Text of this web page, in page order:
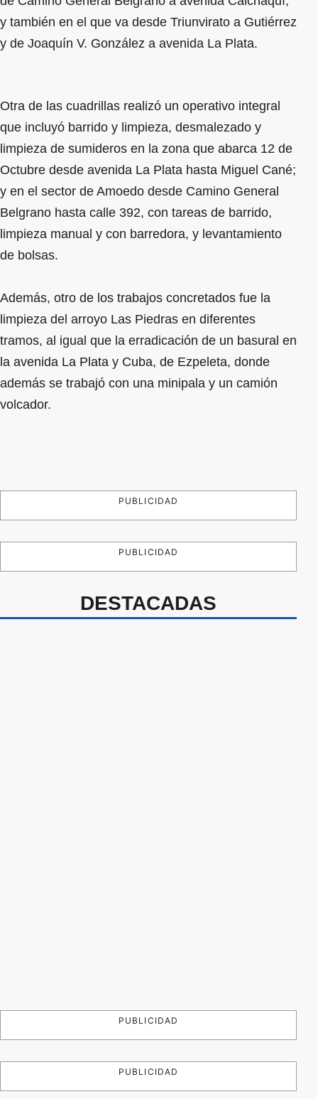
y también en el que va desde Triunvirato a Gutiérrez
y de Joaquín V. González a avenida La Plata.
Otra de las cuadrillas realizó un operativo integral
que incluyó barrido y limpieza, desmalezado y
limpieza de sumideros en la zona que abarca 12 de
Octubre desde avenida La Plata hasta Miguel Cané;
y en el sector de Amoedo desde Camino General
Belgrano hasta calle 392, con tareas de barrido,
limpieza manual y con barredora, y levantamiento
de bolsas.
Además, otro de los trabajos concretados fue la
limpieza del arroyo Las Piedras en diferentes
tramos, al igual que la erradicación de un basural en
la avenida La Plata y Cuba, de Ezpeleta, donde
además se trabajó con una minipala y un camión
volcador.
PUBLICIDAD
PUBLICIDAD
DESTACADAS
PUBLICIDAD
PUBLICIDAD